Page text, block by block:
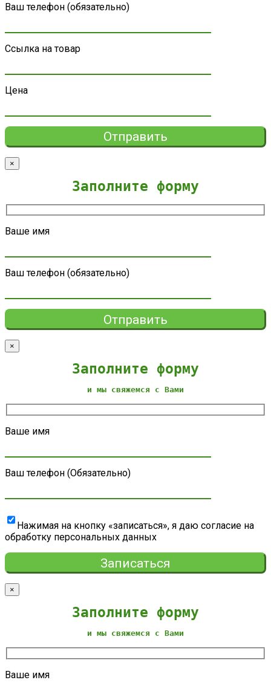
Ваш телефон (обязательно)
Ссылка на товар
Цена
×
Заполните форму
Ваше имя
Ваш телефон (обязательно)
×
Заполните форму
и мы свяжемся с Вами
Ваше имя
Ваш телефон (Обязательно)
Нажимая на кнопку «записаться», я даю согласие на
обработку персональных данных
×
Заполните форму
и мы свяжемся с Вами
Ваше имя